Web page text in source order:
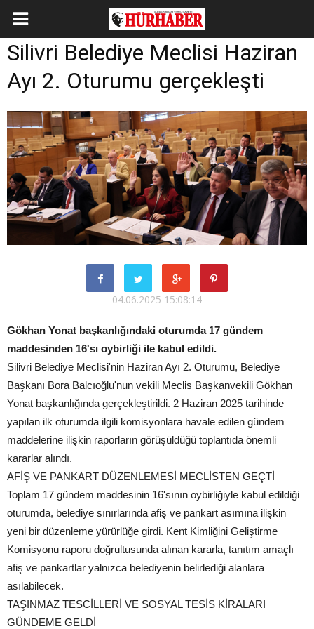
Silivri Belediye Meclisi Haziran
Ayı 2. Oturumu gerçekleşti
04.06.2025 15:08:14
Gökhan Yonat başkanlığındaki oturumda 17 gündem
maddesinden 16'sı oybirliği ile kabul edildi.
Silivri Belediye Meclisi'nin Haziran Ayı 2. Oturumu, Belediye
Başkanı Bora Balcıoğlu'nun vekili Meclis Başkanvekili Gökhan
Yonat başkanlığında gerçekleştirildi. 2 Haziran 2025 tarihinde
yapılan ilk oturumda ilgili komisyonlara havale edilen gündem
maddelerine ilişkin raporların görüşüldüğü toplantıda önemli
kararlar alındı.
AFİŞ VE PANKART DÜZENLEMESİ MECLİSTEN GEÇTİ
Toplam 17 gündem maddesinin 16'sının oybirliğiyle kabul edildiği
oturumda, belediye sınırlarında afiş ve pankart asımına ilişkin
yeni bir düzenleme yürürlüğe girdi. Kent Kimliğini Geliştirme
Komisyonu raporu doğrultusunda alınan kararla, tanıtım amaçlı
afiş ve pankartlar yalnızca belediyenin belirlediği alanlara
asılabilecek.
TAŞINMAZ TESCİLLERİ VE SOSYAL TESİS KİRALARI
GÜNDEME GELDİ